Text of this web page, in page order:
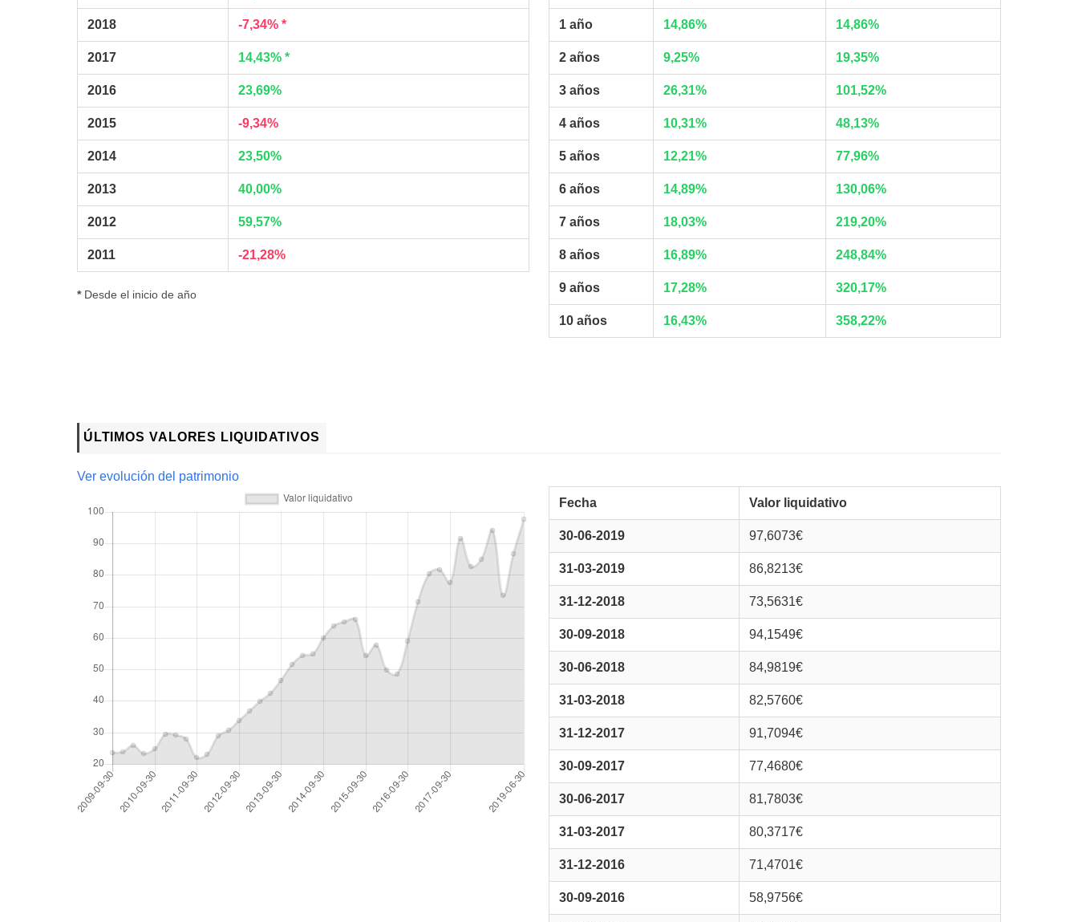
2018 -7,34% *
2017 14,43% *
2016 23,69%
2015 -9,34%
2014 23,50%
2013 40,00%
2012 59,57%
2011 -21,28%
*Desde el inicio de año
1 año 14,86% 14,86%
2 años 9,25% 19,35%
3 años 26,31% 101,52%
4 años 10,31% 48,13%
5 años 12,21% 77,96%
6 años 14,89% 130,06%
7 años 18,03% 219,20%
8 años 16,89% 248,84%
9 años 17,28% 320,17%
10 años 16,43% 358,22%
ÚLTIMOS VALORES LIQUIDATIVOS
Ver evolución del patrimonio
Fecha
Valor liquidativo
30-06-2019 97,6073€
31-03-2019 86,8213€
31-12-2018 73,5631€
30-09-2018 94,1549€
30-06-2018 84,9819€
31-03-2018 82,5760€
31-12-2017 91,7094€
30-09-2017 77,4680€
30-06-2017 81,7803€
31-03-2017 80,3717€
31-12-2016 71,4701€
30-09-2016 58,9756€